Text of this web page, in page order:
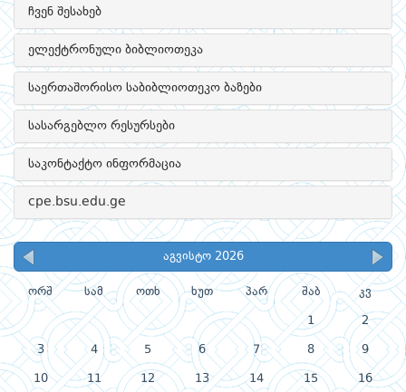
ჩვენ შესახებ
ელექტრონული ბიბლიოთეკა
საერთაშორისო საბიბლიოთეკო ბაზები
სასარგებლო რესურსები
საკონტაქტო ინფორმაცია
cpe.bsu.edu.ge
აგვისტო 2026
ორშ სამ ოთხ ხუთ პარ შაბ კვ
1 2
3 4 5 6 7 8 9
10 11 12 13 14 15 16